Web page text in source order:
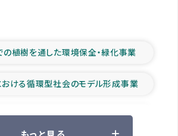
の植樹を通した環境保全・緑化事業
ける循環型社会のモデル形成事業
ツアー参加者の声